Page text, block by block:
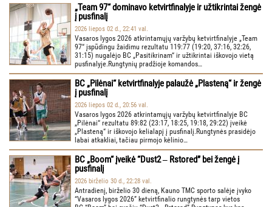
„Team 97“ dominavo ketvirtfinalyje ir užtikrintai žengė
į pusfinalį
2026 liepos 02 d., 22:41 val.
Vasaros lygos 2026 atkrintamųjų varžybų ketvirtfinalyje „Team
97“ įspūdingu žaidimu rezultatu 119:77 (19:20, 37:16, 32:26,
31:15) nugalėjo BC „Pasitikrinam“ ir užtikrintai iškovojo vietą
pusfinalyje.Rungtynių pradžioje komandos…
BC „Pilėnai“ ketvirtfinalyje palaužė „Plasteną“ ir žengė
į pusfinalį
2026 liepos 02 d., 20:56 val.
Vasaros lygos 2026 atkrintamųjų varžybų ketvirtfinalyje BC
„Pilėnai“ rezultatu 89:82 (23:17, 18:25, 19:18, 29:22) įveikė
„Plasteną“ ir iškovojo kelialapį į pusfinalį.Rungtynės prasidėjo
labai atkakliai, tačiau pirmojo kėlinio…
BC „Boom“ įveikė “Dust2 ‒ Rstored” bei žengė į
pusfinalį
2026 birželio 30 d., 22:28 val.
Antradienį, birželio 30 dieną, Kauno TMC sporto salėje įvyko
“Vasaros lygos 2026” ketvirtfinalio rungtynės tarp vietos